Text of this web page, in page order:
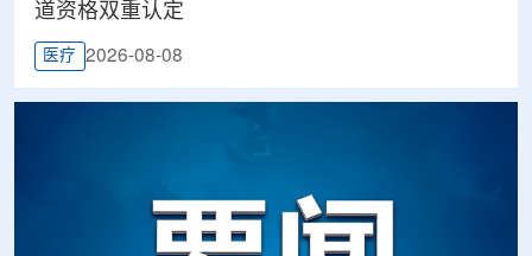
道资格双重认定
医疗 2026-08-08